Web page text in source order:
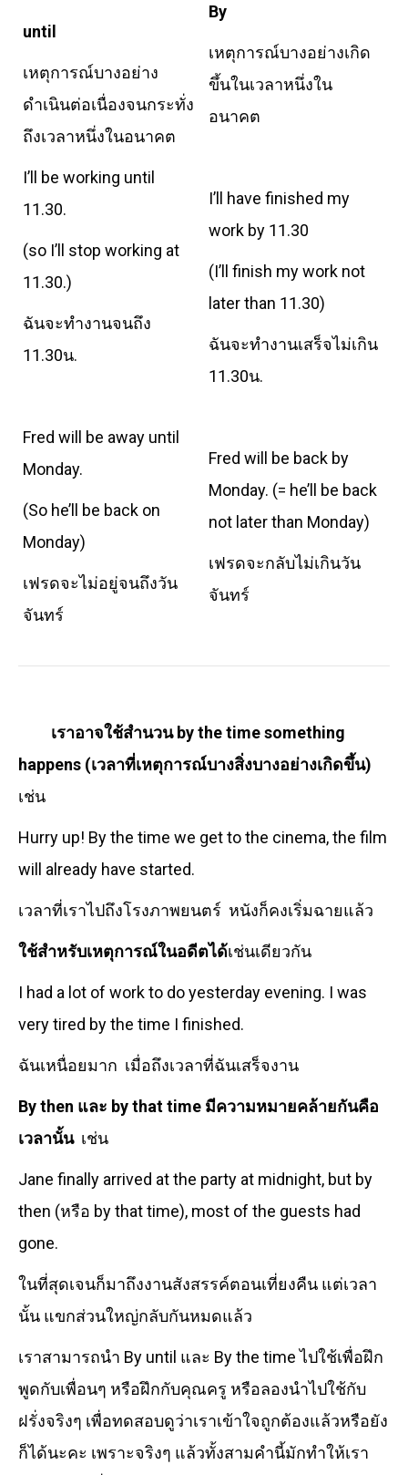
until
เหตุการณ์บางอย่าง
ดำเนินต่อเนื่องจนกระทั่ง
ถึงเวลาหนึ่งในอนาคต
I’ll be working until
11.30.
(so I’ll stop working at
11.30.)
ฉันจะทำงานจนถึง
11.30น.
Fred will be away until
Monday.
(So he’ll be back on
Monday)
เฟรดจะไม่อยู่จนถึงวัน
จันทร์
By
เหตุการณ์บางอย่างเกิด
ขึ้นในเวลาหนึ่งใน
อนาคต
I’ll have finished my
work by 11.30
(I’ll finish my work not
later than 11.30)
ฉันจะทำงานเสร็จไม่เกิน
11.30น.
Fred will be back by
Monday. (= he’ll be back
not later than Monday)
เฟรดจะกลับไม่เกินวัน
จันทร์
เราอาจใช้สำนวน by the time something
happens (เวลาที่เหตุการณ์บางสิ่งบางอย่างเกิดขึ้น)
เช่น
Hurry up! By the time we get to the cinema, the film
will already have started.
เวลาที่เราไปถึงโรงภาพยนตร์ หนังก็คงเริ่มฉายแล้ว
ใช้สำหรับเหตุการณ์ในอดีตได้เช่นเดียวกัน
I had a lot of work to do yesterday evening. I was
very tired by the time I finished.
ฉันเหนื่อยมาก เมื่อถึงเวลาที่ฉันเสร็จงาน
By then และ by that time มีความหมายคล้ายกันคือ
เวลานั้นเช่น
Jane finally arrived at the party at midnight, but by
then (หรือ by that time), most of the guests had
gone.
ในที่สุดเจนก็มาถึงงานสังสรรค์ตอนเที่ยงคืน แต่เวลา
นั้น แขกส่วนใหญ่กลับกันหมดแล้ว
เราสามารถนำ By until และ By the time ไปใช้เพื่อฝึก
พูดกับเพื่อนๆ หรือฝึกกับคุณครู หรือลองนำไปใช้กับ
ฝรั่งจริงๆ เพื่อทดสอบดูว่าเราเข้าใจถูกต้องแล้วหรือยัง
ก็ได้นะคะ เพราะจริงๆ แล้วทั้งสามคำนี้มักทำให้เรา